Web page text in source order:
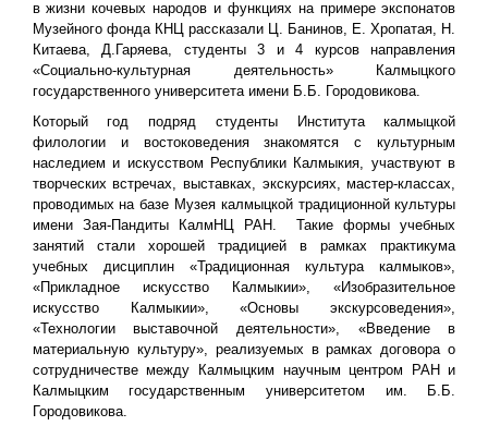
в жизни кочевых народов и функциях на примере экспонатов
Музейного фонда КНЦ рассказали Ц. Банинов, Е. Хропатая, Н.
Китаева, Д.Гаряева, студенты 3 и 4 курсов направления
«Социально-культурная деятельность» Калмыцкого
государственного университета имени Б.Б. Городовикова.
Который год подряд студенты Института калмыцкой
филологии и востоковедения знакомятся с культурным
наследием и искусством Республики Калмыкия, участвуют в
творческих встречах, выставках, экскурсиях, мастер-классах,
проводимых на базе Музея калмыцкой традиционной культуры
имени Зая-Пандиты КалмНЦ РАН. Такие формы учебных
занятий стали хорошей традицией в рамках практикума
учебных дисциплин «Традиционная культура калмыков»,
«Прикладное искусство Калмыкии», «Изобразительное
искусство Калмыкии», «Основы экскурсоведения»,
«Технологии выставочной деятельности», «Введение в
материальную культуру», реализуемых в рамках договора о
сотрудничестве между Калмыцким научным центром РАН и
Калмыцким государственным университетом им. Б.Б.
Городовикова.